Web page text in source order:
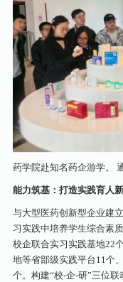
药学院赴知名药企游学。
能力筑基：打造实践育人
与大型医药创新型企业建
习实践中培养学生综合素
校企联合实习实践基地22
地等省部级实践平台11个
个。构建“校-企-研”三位